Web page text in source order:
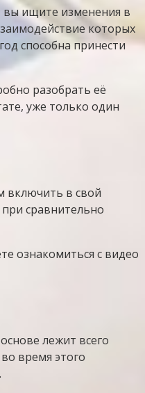
вы ищите изменения в
которых
способна принести
разобрать её
уже только один
включить в свой
сравнительно
ознакомиться с видео
лежит всего
время этого